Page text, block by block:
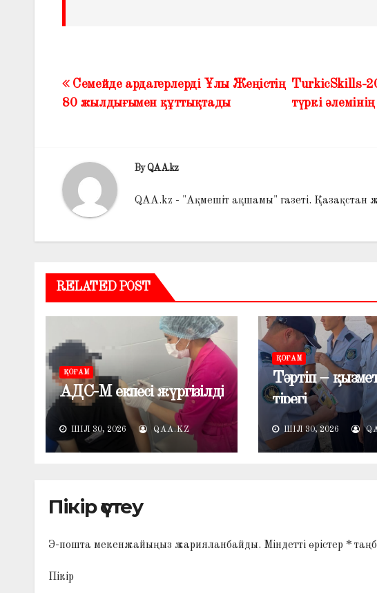
Жазба
​​TurkicSkills-
түркі
Семейде ардагерлерді Ұлы Жеңістің
80 жылдығымен құттықтады
ByQAA.kz
QAA.kz - "Ақмешіт ақшамы" газеті.
RELATED POST
ҚОҒАМ
АДС-М екпесі жүргізілді
ШІЛ 30, 2026 QAA.KZ
ҚОҒАМ
Тәртіп –
тірегі
ШІЛ 30, 2026
Пікір үстеу
Э-пошта мекенжайыңыз жарияланбайды. Міндетті өрістер *
Пікір